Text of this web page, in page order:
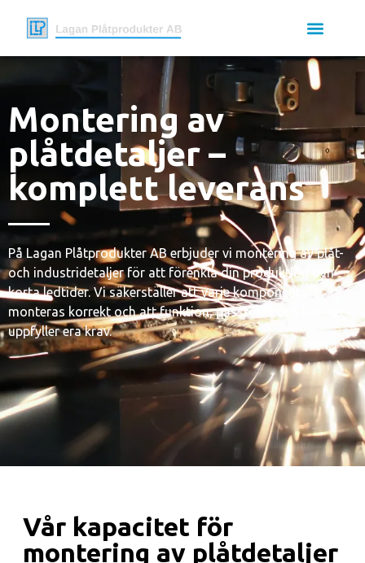
Montering av
plåtdetaljer –
komplett leverans
På Lagan Plåtprodukter AB erbjuder vi montering av plåt-
och industridetaljer för att förenkla din produktion och
korta ledtider. Vi säkerställer att varje komponent
monteras korrekt och att funktion, passform och kvalitet
uppfyller era krav.
Vår kapacitet för
montering av plåtdetaljer